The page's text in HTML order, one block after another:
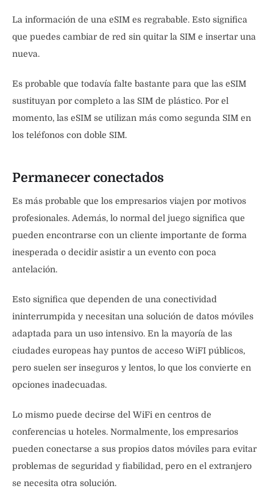
La información de una eSIM es regrabable. Esto significa
que puedes cambiar de red sin quitar la SIM e insertar una
nueva.
Es probable que todavía falte bastante para que las eSIM
sustituyan por completo a las SIM de plástico. Por el
momento, las eSIM se utilizan más como segunda SIM en
los teléfonos con doble SIM.
Permanecer conectados
Es más probable que los empresarios viajen por motivos
profesionales. Además, lo normal del juego significa que
pueden encontrarse con un cliente importante de forma
inesperada o decidir asistir a un evento con poca
antelación.
Esto significa que dependen de una conectividad
ininterrumpida y necesitan una solución de datos móviles
adaptada para un uso intensivo. En la mayoría de las
ciudades europeas hay puntos de acceso WiFI públicos,
pero suelen ser inseguros y lentos, lo que los convierte en
opciones inadecuadas.
Lo mismo puede decirse del WiFi en centros de
conferencias u hoteles. Normalmente, los empresarios
pueden conectarse a sus propios datos móviles para evitar
problemas de seguridad y fiabilidad, pero en el extranjero
se necesita otra solución.